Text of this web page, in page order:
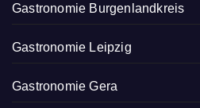
Gastronomie Burgenlandkreis
Gastronomie Leipzig
Gastronomie Gera